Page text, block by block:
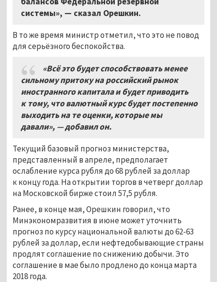
системы», — сказал Орешкин.
В то же время министр отметил, что это не повод
для серьёзного беспокойства.
«Всё это будет способствовать менее
сильному притоку на российский рынок
иностранного капитала и будет приводить
к тому, что валютный курс будет постепенно
выходить на те оценки, которые мы
давали», — добавил он.
Текущий базовый прогноз министерства,
представленный в апреле, предполагает
ослабление курса рубля до 68 рублей за доллар
к концу года. На открытии торгов в четверг доллар
на Московской бирже стоил 57,5 рубля.
Ранее, в конце мая, Орешкин говорил, что
Минэкономразвития в июне может уточнить
прогноз по курсу национальной валюты до 62-63
рублей за доллар, если нефтедобывающие страны
продлят соглашение по снижению добычи. Это
соглашение в мае было продлено до конца марта
2018 года.